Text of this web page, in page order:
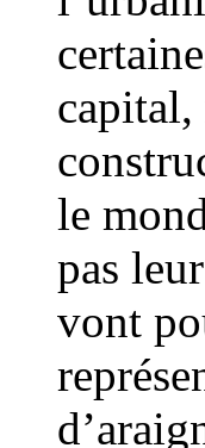
capital,
le
pas
vont